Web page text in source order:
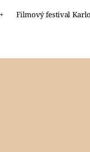
Filmový festival